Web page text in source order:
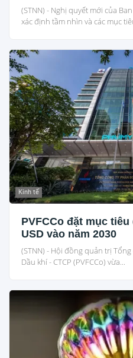
(STNN) - Nghị quyết mới của
xác định tầm nhìn và các mục
Kinh tế
PVFCCo đặt mục
USD vào năm 2030
(STNN) - Hội đồng quản trị
Dầu khí - CTCP (PVFCCo) vừa...